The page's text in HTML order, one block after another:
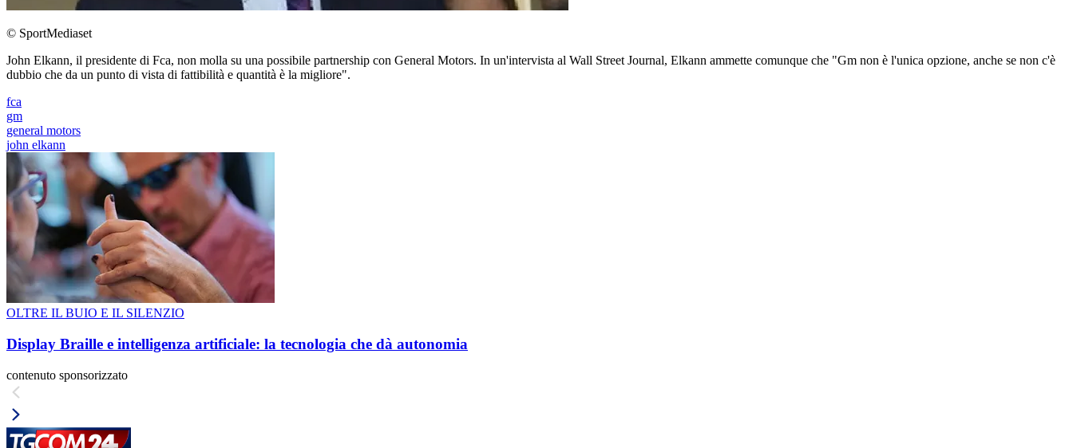
© SportMediaset
John Elkann, il presidente di Fca, non molla su una possibile partnership con General Motors. In un'intervista al Wall Street Journal, Elkann ammette comunque che "Gm non è l'unica opzione, anche se non c'è
dubbio che da un punto di vista di fattibilità e quantità è la migliore".
fca
gm
general motors
john elkann
OLTRE IL BUIO E IL SILENZIO
Display Braille e intelligenza artificiale: la tecnologia che dà autonomia
contenuto sponsorizzato